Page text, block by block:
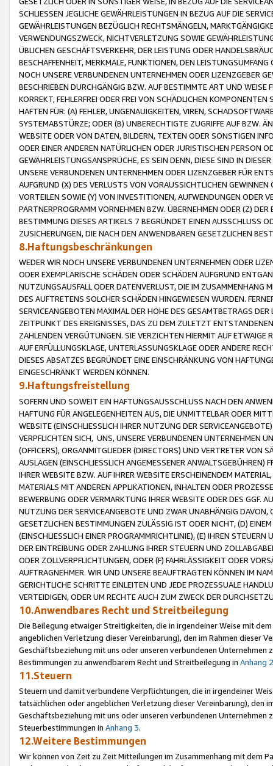
SCHLIESSEN JEGLICHE GEWÄHRLEISTUNGEN IN BEZUG AUF DIE
GEWÄHRLEISTUNGEN BEZÜGLICH RECHTSMÄNGELN,
VERWENDUNGSZWECK, NICHTVERLETZUNG SOWIE
ÜBLICHEN GESCHÄFTSVERKEHR, DER LEISTUNG ODER
BESCHAFFENHEIT, MERKMALE, FUNKTIONEN, DEN
NOCH UNSERE VERBUNDENEN UNTERNEHMEN ODER LIZENZGEBER
BESCHRIEBEN DURCHGÄNGIG BZW. AUF BESTIMMTE ART UND
KORREKT, FEHLERFREI ODER FREI VON SCHÄDLICHEN
HAFTEN FÜR: (A) FEHLER, UNGENAUIGKEITEN, VIREN,
SYSTEMABSTÜRZE; ODER (B) UNBERECHTIGTE ZUGRIFFE AUF BZW.
WEBSITE ODER VON DATEN, BILDERN, TEXTEN ODER SONSTIGEN
ODER EINER ANDEREN NATÜRLICHEN ODER JURISTISCHEN PERSON
GEWÄHRLEISTUNGSANSPRÜCHE, ES SEIN DENN, DIESE SIND IN
UNSERE VERBUNDENEN UNTERNEHMEN ODER LIZENZGEBER FÜR
AUFGRUND (X) DES VERLUSTS VON VORAUSSICHTLICHEN
VORTEILEN SOWIE (Y) VON INVESTITIONEN, AUFWENDUNGEN ODER
PARTNERPROGRAMM VORNEHMEN BZW. ÜBERNEHMEN ODER (Z)
BESTIMMUNG DIESES ARTIKELS 7 BEGRÜNDET EINEN AUSSCHLUSS
ZUSICHERUNGEN, DIE NACH DEN ANWENDBAREN GESETZLICHEN
8.Haftungsbeschränkungen
WEDER WIR NOCH UNSERE VERBUNDENEN UNTERNEHMEN ODER
ODER EXEMPLARISCHE SCHÄDEN ODER SCHÄDEN AUFGRUND
NUTZUNGSAUSFALL ODER DATENVERLUST, DIE IM ZUSAMMENHANG
DES AUFTRETENS SOLCHER SCHÄDEN HINGEWIESEN WURDEN.
SERVICEANGEBOTEN MAXIMAL DER HÖHE DES GESAMTBETRAGS
ZEITPUNKT DES EREIGNISSES, DAS ZU DEM ZULETZT
ZAHLENDEN VERGÜTUNGEN. SIE VERZICHTEN HIERMIT AUF
AUF ERFÜLLUNGSKLAGE, UNTERLASSUNGSKLAGE ODER ANDERE
DIESES ABSATZES BEGRÜNDET EINE EINSCHRÄNKUNG VON
EINGESCHRÄNKT WERDEN KÖNNEN.
9.Haftungsfreistellung
SOFERN UND SOWEIT EIN HAFTUNGSAUSSCHLUSS NACH DEN
HAFTUNG FÜR ANGELEGENHEITEN AUS, DIE UNMITTELBAR ODER
WEBSITE (EINSCHLIESSLICH IHRER NUTZUNG DER
VERPFLICHTEN SICH, UNS, UNSERE VERBUNDENEN UNTERNEHMEN
(OFFICERS), ORGANMITGLIEDER (DIRECTORS) UND VERTRETER VON
AUSLAGEN (EINSCHLIESSLICH ANGEMESSENER
IHRER WEBSITE BZW. AUF IHRER WEBSITE ERSCHEINENDEM
MATERIALS MIT ANDEREN APPLIKATIONEN, INHALTEN ODER
BEWERBUNG ODER VERMARKTUNG IHRER WEBSITE ODER DES GGF.
NUTZUNG DER SERVICEANGEBOTE UND ZWAR UNABHÄNGIG
GESETZLICHEN BESTIMMUNGEN ZULÄSSIG IST ODER NICHT, (D)
(EINSCHLIESSLICH EINER PROGRAMMRICHTLINIE), (E) IHREN
DER EINTREIBUNG ODER ZAHLUNG IHRER STEUERN UND
ODER ZOLLVERPFLICHTUNGEN, ODER (F) FAHRLÄSSIGKEIT ODER
AUFTRAGNEHMER. WIR UND UNSERE BEAUFTRAGTEN KÖNNEN IM
GERICHTLICHE SCHRITTE EINLEITEN UND JEDE PROZESSUALE
VERTEIDIGEN, ODER UM RECHTE AUCH ZUM ZWECK DER
10.Anwendbares Recht und Streitbeilegung
Die Beilegung etwaiger Streitigkeiten, die in irgendeiner Weise mit
angeblichen Verletzung dieser Vereinbarung), den im Rahmen dieser
Geschäftsbeziehung mit uns oder unseren verbundenen
Bestimmungen zu anwendbarem Recht und Streitbeilegung in Anhang 2
11.Steuern
Steuern und damit verbundene Verpflichtungen, die in irgendeiner
tatsächlichen oder angeblichen Verletzung dieser Vereinbarung), den
Geschäftsbeziehung mit uns oder unseren verbundenen
Steuerbestimmungen in Anhang 3.
12.Weitere Bestimmungen
Wir können von Zeit zu Zeit Mitteilungen im Zusammenhang mit dem